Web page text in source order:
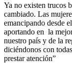
Ya no existen trucos
cambiado. Las
emancipando desde
aportando en la
nuestro país y de la
diciéndonos con
prestar atención”